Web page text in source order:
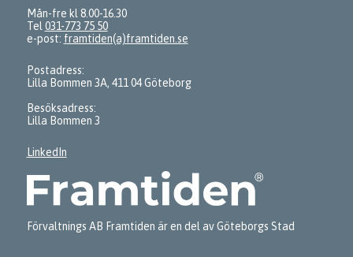
Mån-fre kl 8.00-16.30
Tel 031-773 75 50
e-post: framtiden(a)framtiden.se
Postadress:
Lilla Bommen 3A, 411 04 Göteborg
Besöksadress:
Lilla Bommen 3
LinkedIn
Förvaltnings AB Framtiden är en del av Göteborgs Stad